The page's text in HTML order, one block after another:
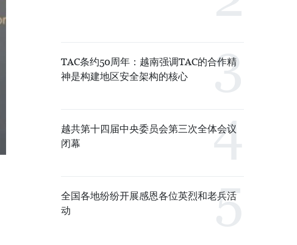
TAC条约50周年：越南强调TAC的合作精
神是构建地区安全架构的核心
越共第十四届中央委员会第三次全体会议
闭幕
全国各地纷纷开展感恩各位英烈和老兵活
动